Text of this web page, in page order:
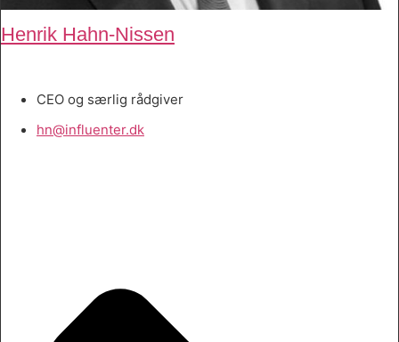
Henrik Hahn-Nissen
CEO og særlig rådgiver
hn@influenter.dk